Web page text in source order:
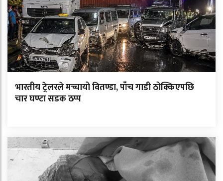
भारतीय ट्रेलरले मच्चायो वितण्डा, पाँच गाडी ठोक्किएपछि
चार घण्टा सडक ठप्प